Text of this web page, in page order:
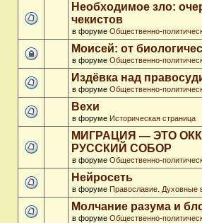
Необходимое зло:
чекистов
в форуме Общественно-
Моисей: от
в форуме Общественно-
Издёвка над
в форуме Общественно-
Вехи
в форуме Историческая страница
МИГРАЦИЯ — ЭТО
РУССКИЙ СОБОР
в форуме Общественно-
Нейросеть
в форуме Православие. Духовные
Молчание разума и
в форуме Общественно-